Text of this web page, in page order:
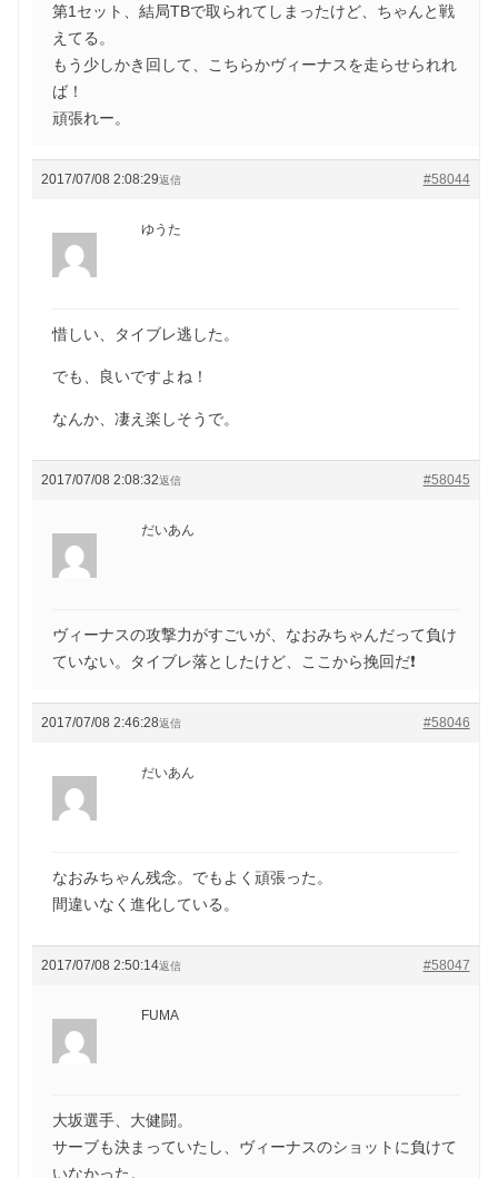
第1セット、結局TBで取られてしまったけど、ちゃんと戦
えてる。
もう少しかき回して、こちらかヴィーナスを走らせられれ
ば！
頑張れー。
2017/07/08 2:08:29 #58044
返信
ゆうた
惜しい、タイブレ逃した。
でも、良いですよね！
なんか、凄え楽しそうで。
2017/07/08 2:08:32 #58045
返信
だいあん
ヴィーナスの攻撃力がすごいが、なおみちゃんだって負け
ていない。タイブレ落としたけど、ここから挽回だ❗
2017/07/08 2:46:28 #58046
返信
だいあん
なおみちゃん残念。でもよく頑張った。
間違いなく進化している。
2017/07/08 2:50:14 #58047
返信
FUMA
大坂選手、大健闘。
サーブも決まっていたし、ヴィーナスのショットに負けて
いなかった。